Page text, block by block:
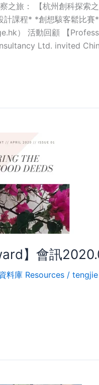
之旅： 【杭州創科探索
計課程* *創想駭客鬆比
） 活動回顧 【
Ltd. invited
】會訊
料庫 Resources / tengjie